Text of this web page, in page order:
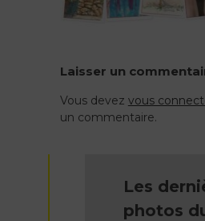
Laisser un
Vous devez vous
un commentaire.
Les
photos